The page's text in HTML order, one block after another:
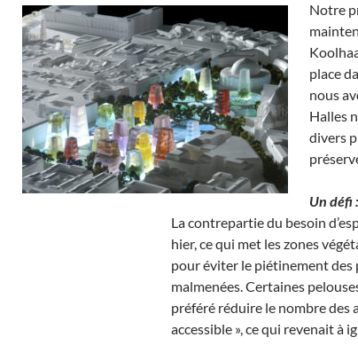
Notre
place
nous
Halles
divers
Un défi
La contrepartie du besoin
hier, ce qui met les zones
pour éviter le piétinement des
malmenées. Certaines
préféré réduire le nombre des
accessible », ce qui revenait à